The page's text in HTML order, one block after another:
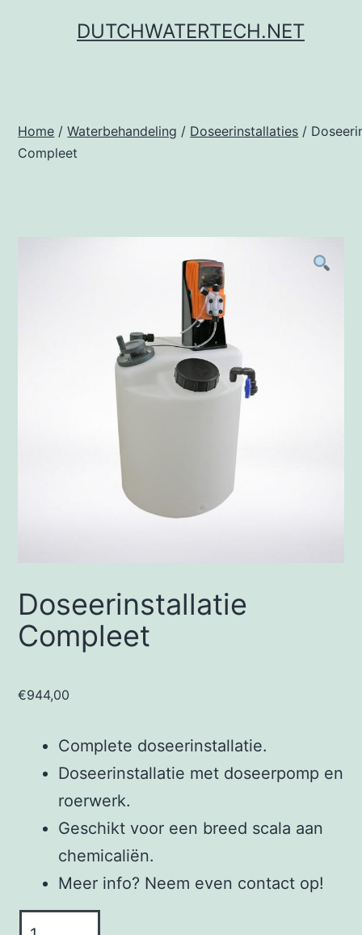
DUTCHWATERTECH.NET
Home /Waterbehandeling / Doseerinstallaties /
Compleet
Doseerinstallatie
Compleet
€944,00
Complete doseerinstallatie.
Doseerinstallatie met doseerpomp en
roerwerk.
Geschikt voor een breed scala aan
chemicaliën.
Meer info? Neem even contact op!